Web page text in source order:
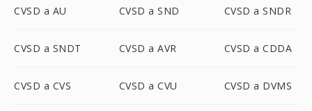
CVSD a AU CVSD a SND CVSD a SNDR
CVSD a SNDT CVSD a AVR CVSD a CDDA
CVSD a CVS CVSD a CVU CVSD a DVMS